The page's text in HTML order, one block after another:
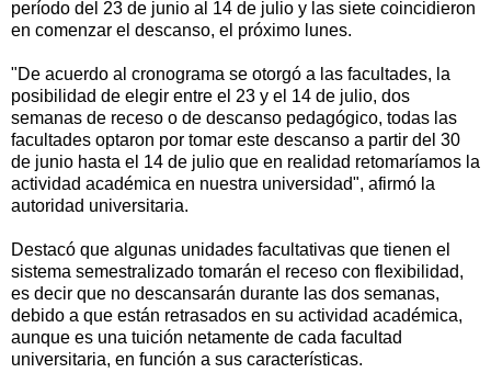
período del 23 de junio al 14 de julio y las siete coincidieron
en comenzar el descanso, el próximo lunes.
"De acuerdo al cronograma se otorgó a las facultades, la
posibilidad de elegir entre el 23 y el 14 de julio, dos
semanas de receso o de descanso pedagógico, todas las
facultades optaron por tomar este descanso a partir del 30
de junio hasta el 14 de julio que en realidad retomaríamos la
actividad académica en nuestra universidad", afirmó la
autoridad universitaria.
Destacó que algunas unidades facultativas que tienen el
sistema semestralizado tomarán el receso con flexibilidad,
es decir que no descansarán durante las dos semanas,
debido a que están retrasados en su actividad académica,
aunque es una tuición netamente de cada facultad
universitaria, en función a sus características.